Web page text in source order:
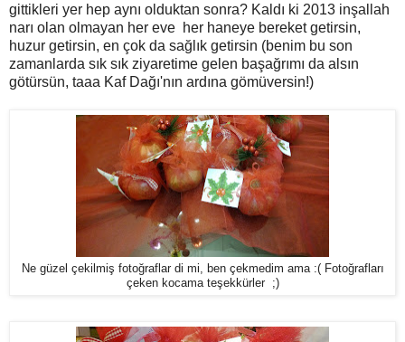
gittikleri yer hep aynı olduktan sonra? Kaldı ki 2013 inşallah
narı olan olmayan her eve her haneye bereket getirsin,
huzur getirsin, en çok da sağlık getirsin (benim bu son
zamanlarda sık sık ziyaretime gelen başağrımı da alsın
götürsün, taaa Kaf Dağı'nın ardına gömüversin!)
Ne güzel çekilmiş fotoğraflar di mi, ben çekmedim ama :( Fotoğrafları
çeken kocama teşekkürler ;)